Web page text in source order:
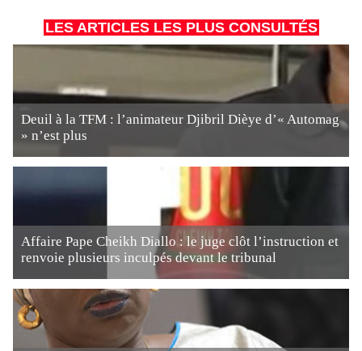
LES ARTICLES LES PLUS CONSULTÉS
Deuil à la TFM : l’animateur Djibril Dièye d’« Automag
» n’est plus
Affaire Pape Cheikh Diallo : le juge clôt l’instruction et
renvoie plusieurs inculpés devant le tribunal